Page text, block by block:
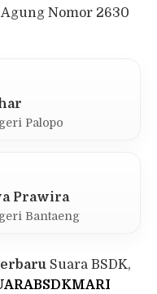
Nomor 2630
Palopo
Prawira
Bantaeng
Suara BSDK,